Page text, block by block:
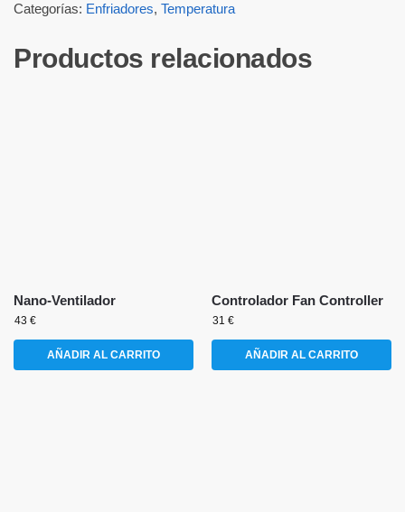
Categorías: Enfriadores, Temperatura
Productos relacionados
Nano-Ventilador
43 €
AÑADIR AL CARRITO
Controlador Fan Controller
31 €
AÑADIR AL CARRITO